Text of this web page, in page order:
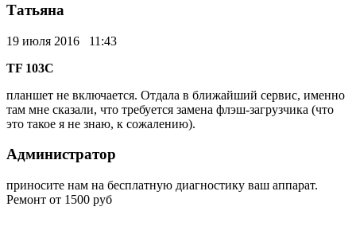
Татьяна
19 июля 2016 11:43
TF 103C
планшет не включается. Отдала в ближайший сервис, именно
там мне сказали, что требуется замена флэш-загрузчика (что
это такое я не знаю, к сожалению).
Администратор
приносите нам на бесплатную диагностику ваш аппарат.
Ремонт от 1500 руб